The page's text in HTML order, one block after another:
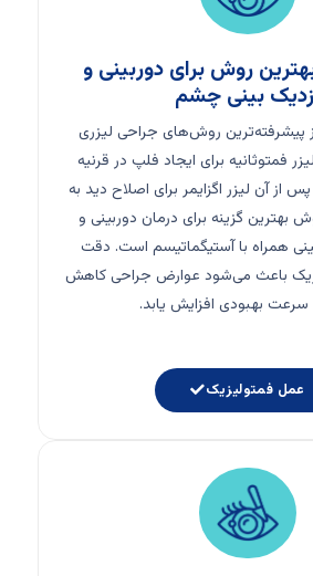
روش برای دوربینی و
بینی چشم
پیشرفته‌ترین روش‌های جراحی لیزری
فمتوثانیه برای ایجاد فلپ در قرنیه
از آن لیزر اگزایمر برای اصلاح دید به
بهترین گزینه برای درمان دوربینی و
همراه با آستیگماتیسم است. دقت
باعث می‌شود عوارض جراحی کاهش
سرعت بهبودی افزایش یابد.
عمل فمتولیزیک